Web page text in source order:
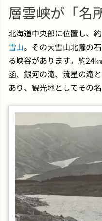
層雲峡が「名
北海道中央部に位置し、
雪山。その大雪山北麓の
る峡谷があります。約24
函、銀河の滝、流星の滝
あり、観光地としてその